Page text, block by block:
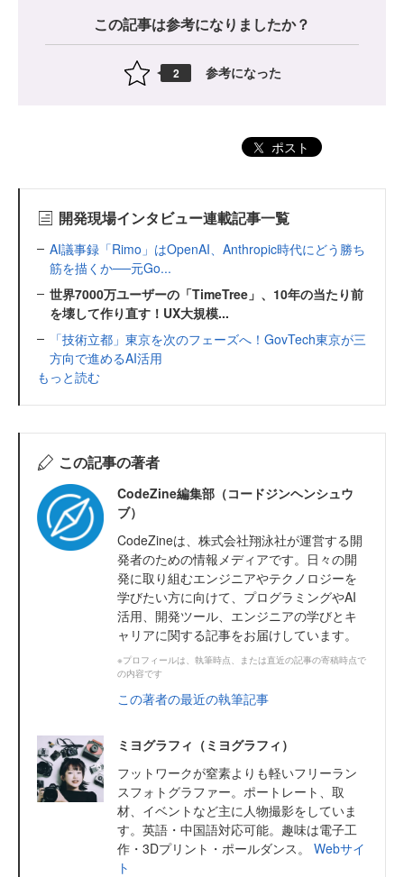
この記事は参考になりましたか？
2 参考になった
ポスト
開発現場インタビュー連載記事一覧
AI議事録「Rimo」はOpenAI、Anthropic時代にどう勝ち
筋を描くか──元Go...
世界7000万ユーザーの「TimeTree」、10年の当たり前
を壊して作り直す！UX大規模...
「技術立都」東京を次のフェーズへ！GovTech東京が三
方向で進めるAI活用
もっと読む
この記事の著者
CodeZine編集部（コードジンヘンシュウ
ブ）
CodeZineは、株式会社翔泳社が運営する開
発者のための情報メディアです。日々の開
発に取り組むエンジニアやテクノロジーを
学びたい方に向けて、プログラミングやAI
活用、開発ツール、エンジニアの学びとキ
ャリアに関する記事をお届けしています。
※プロフィールは、執筆時点、または直近の記事の寄稿時点で
の内容です
この著者の最近の執筆記事
ミヨグラフィ（ミヨグラフィ）
フットワークが窒素よりも軽いフリーラン
スフォトグラファー。ポートレート、取
材、イベントなど主に人物撮影をしていま
す。英語・中国語対応可能。趣味は電子工
作・3Dプリント・ポールダンス。 Webサイ
ト